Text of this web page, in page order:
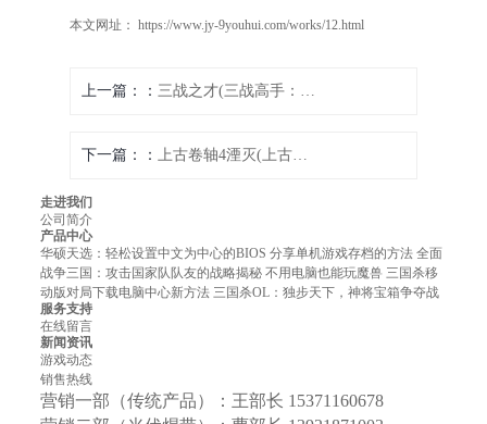
本文网址： https://www.jy-9youhui.com/works/12.html
上一篇： 三战之才(三战高手：“刀枪不入”江洋大盗)
下一篇： 上古卷轴4湮灭(上古卷轴4：被遗忘的命运)
走进我们
公司简介
产品中心
华硕天选：轻松设置中文为中心的BIOS 分享单机游戏存档的方法 全面
战争三国：攻击国家队队友的战略揭秘 不用电脑也能玩魔兽 三国杀移
动版对局下载电脑中心新方法 三国杀OL：独步天下，神将宝箱争夺战
服务支持
在线留言
新闻资讯
游戏动态
销售热线
营销一部（传统产品）：王部长 15371160678